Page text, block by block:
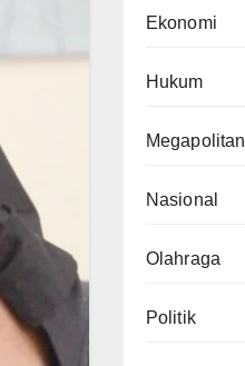
Ekonomi
Hukum
Megapolitan
Nasional
Olahraga
Politik